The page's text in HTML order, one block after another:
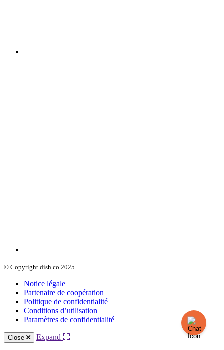
© Copyright dish.co 2025
Notice légale
Partenaire de coopération
Politique de confidentialité
Conditions d’utilisation
Paramètres de confidentialité
Close Expand